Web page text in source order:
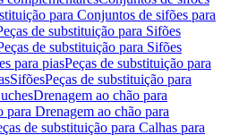
para Conjuntos de sifões para
de substituição para Sifões
de substituição para Sifões
para piasPeças de substituição para
SifõesPeças de substituição para
Drenagem ao chão para
para Drenagem ao chão para
de substituição para Calhas para